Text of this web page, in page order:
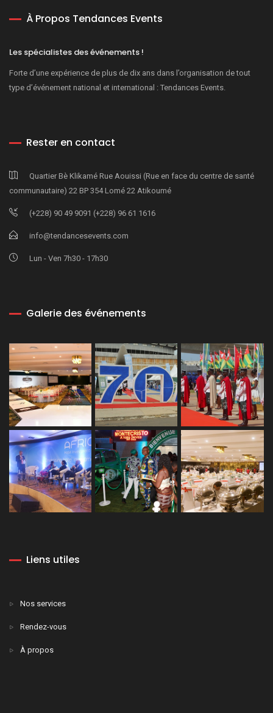
À Propos Tendances Events
Les spécialistes des événements !
Forte d’une expérience de plus de dix ans dans l’organisation de tout
type d’événement national et international : Tendances Events.
Rester en contact
Quartier Bè Klikamé Rue Aouissi (Rue en face du centre de santé
communautaire) 22 BP 354 Lomé 22 Atikoumé
(+228) 90 49 9091 (+228) 96 61 1616
info@tendancesevents.com
Lun - Ven 7h30 - 17h30
Galerie des événements
Liens utiles
Nos services
Rendez-vous
À propos